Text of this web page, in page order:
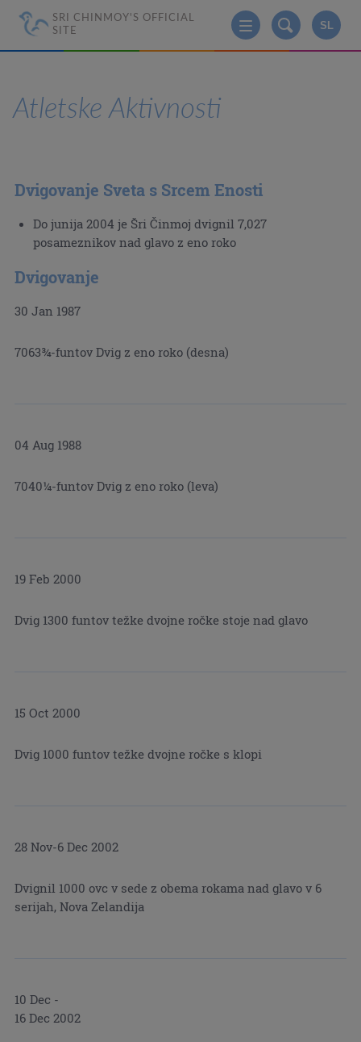
SRI CHINMOY'S OFFICIAL
SITE
SL
Atletske Aktivnosti
Dvigovanje Sveta s Srcem Enosti
Do junija 2004 je Šri Činmoj dvignil 7,027
posameznikov nad glavo z eno roko
Dvigovanje
30 Jan 1987
7063¾-funtov Dvig z eno roko (desna)
04 Aug 1988
7040¼-funtov Dvig z eno roko (leva)
19 Feb 2000
Dvig 1300 funtov težke dvojne ročke stoje nad glavo
15 Oct 2000
Dvig 1000 funtov težke dvojne ročke s klopi
28 Nov-6 Dec 2002
Dvignil 1000 ovc v sede z obema rokama nad glavo v 6
serijah, Nova Zelandija
10 Dec -
16 Dec 2002